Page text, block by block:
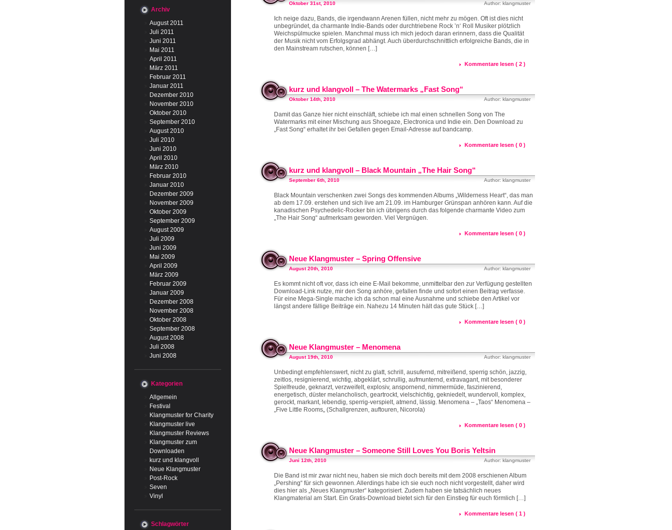
Archiv
August 2011
Juli 2011
Juni 2011
Mai 2011
April 2011
März 2011
Februar 2011
Januar 2011
Dezember 2010
November 2010
Oktober 2010
September 2010
August 2010
Juli 2010
Juni 2010
April 2010
März 2010
Februar 2010
Januar 2010
Dezember 2009
November 2009
Oktober 2009
September 2009
August 2009
Juli 2009
Juni 2009
Mai 2009
April 2009
März 2009
Februar 2009
Januar 2009
Dezember 2008
November 2008
Oktober 2008
September 2008
August 2008
Juli 2008
Juni 2008
Kategorien
Allgemein
Festival
Klangmuster for Charity
Klangmuster live
Klangmuster Reviews
Klangmuster zum
Downloaden
kurz und klangvoll
Neue Klangmuster
Post-Rock
Seven
Vinyl
Schlagwörter
Oktober 31st, 2010 Author: klangmuster
Ich neige dazu, Bands, die irgendwann Arenen füllen, nicht mehr zu mögen. Oft ist dies nicht
unbegründet, da charmante Indie-Bands oder durchtriebene Rock ’n‘ Roll Musiker plötzlich
Weichspülmucke spielen. Manchmal muss ich mich jedoch daran erinnern, dass die Qualität
der Musik nicht vom Erfolgsgrad abhängt. Auch überdurchschnittlich erfolgreiche Bands, die in
den Mainstream rutschen, können […]
Kommentare lesen ( 2 )
kurz und klangvoll – The Watermarks „Fast Song“
Oktober 14th, 2010 Author: klangmuster
Damit das Ganze hier nicht einschläft, schiebe ich mal einen schnellen Song von The
Watermarks mit einer Mischung aus Shoegaze, Electronica und Indie ein. Den Download zu
„Fast Song“ erhaltet ihr bei Gefallen gegen Email-Adresse auf bandcamp.
Kommentare lesen ( 0 )
kurz und klangvoll – Black Mountain „The Hair Song“
September 6th, 2010 Author: klangmuster
Black Mountain verschenken zwei Songs des kommenden Albums „Wilderness Heart“, das man
ab dem 17.09. erstehen und sich live am 21.09. im Hamburger Grünspan anhören kann. Auf die
kanadischen Psychedelic-Rocker bin ich übrigens durch das folgende charmante Video zum
„The Hair Song“ aufmerksam geworden. Viel Vergnügen.
Kommentare lesen ( 0 )
Neue Klangmuster – Spring Offensive
August 20th, 2010 Author: klangmuster
Es kommt nicht oft vor, dass ich eine E-Mail bekomme, unmittelbar den zur Verfügung gestellten
Download-Link nutze, mir den Song anhöre, gefallen finde und sofort einen Beitrag verfasse.
Für eine Mega-Single mache ich da schon mal eine Ausnahme und schiebe den Artikel vor
längst andere fällige Beiträge ein. Nahezu 14 Minuten hält das gute Stück […]
Kommentare lesen ( 0 )
Neue Klangmuster – Menomena
August 19th, 2010 Author: klangmuster
Unbedingt empfehlenswert, nicht zu glatt, schrill, ausufernd, mitreißend, sperrig schön, jazzig,
zeitlos, resignierend, wichtig, abgeklärt, schrullig, aufmunternd, extravagant, mit besonderer
Spielfreude, geknarzt, verzweifelt, explosiv, anspornend, nimmermüde, faszinierend,
energetisch, düster melancholisch, geartrockt, vielschichtig, gekniedelt, wundervoll, komplex,
gerockt, markant, lebendig, sperrig-verspielt, atmend, lässig. Menomena – „Taos“ Menomena –
„Five Little Rooms„ (Schallgrenzen, auftouren, Nicorola)
Kommentare lesen ( 0 )
Neue Klangmuster – Someone Still Loves You Boris Yeltsin
Juni 12th, 2010 Author: klangmuster
Die Band ist mir zwar nicht neu, haben sie mich doch bereits mit dem 2008 erschienen Album
„Pershing“ für sich gewonnen. Allerdings habe ich sie euch noch nicht vorgestellt, daher wird
dies hier als „Neues Klangmuster“ kategorisiert. Zudem haben sie tatsächlich neues
Klangmaterial am Start. Ein Gratis-Download bietet sich für den Einstieg für euch förmlich […]
Kommentare lesen ( 1 )